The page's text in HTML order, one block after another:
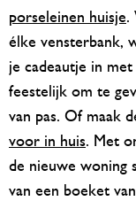
porseleinen huisje.
élke vensterbank,
je cadeautje in met
feestelijk om te
van pas. Of maak
voor in huis. Met
de nieuwe woning
van een boeket van